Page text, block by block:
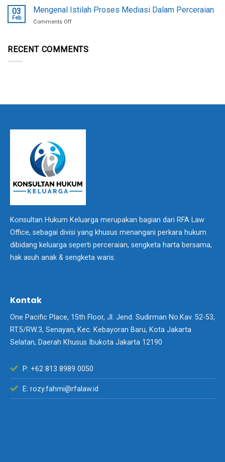
Dibagi
Rumah
Bank
03
Feb
Mengenal Istilah Proses Mediasi Dalam Perceraian
Comments Offon
Proses
RECENT COMMENTS
Konsultan Hukum Keluarga merupakan bagian dari RFA Law
Office, sebagai divisi yang khusus menangani perkara hukum
dibidang keluarga seperti perceraian, sengketa harta bersama,
hak asuh anak & sengketa waris.
Kontak
One Pacific Place, 15th Floor, Jl. Jend. Sudirman No.Kav. 52-53,
RT.5/RW.3, Senayan, Kec. Kebayoran Baru, Kota Jakarta
Selatan, Daerah Khusus Ibukota Jakarta 12190
P: +62 813 8989 0050
E: rozy.fahmi@rfalaw.id